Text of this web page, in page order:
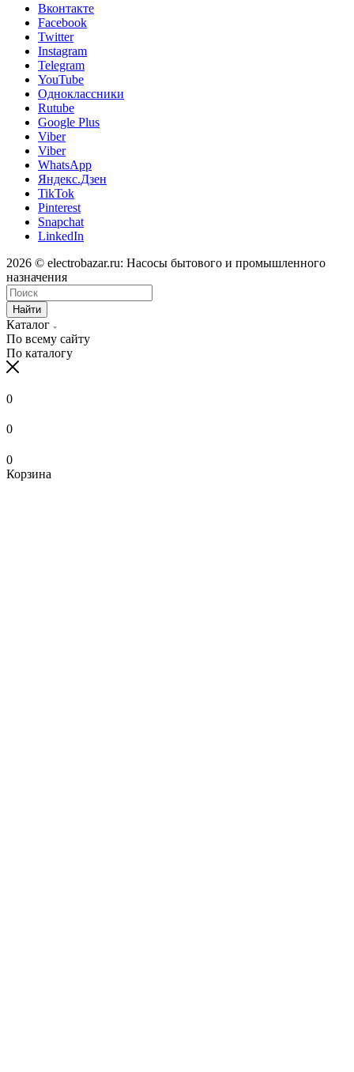
Вконтакте
Facebook
Twitter
Instagram
Telegram
YouTube
Одноклассники
Rutube
Google Plus
Viber
Viber
WhatsApp
Яндекс.Дзен
TikTok
Pinterest
Snapchat
LinkedIn
2026 © electrobazar.ru: Насосы бытового и промышленного
назначения
Найти
Каталог
По всему сайту
По каталогу
0
0
0
Корзина